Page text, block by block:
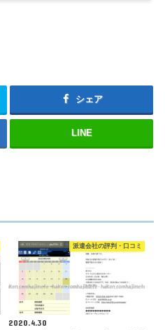
シェア
LINE
派遣会社の評判・口コミ
2020.4.30